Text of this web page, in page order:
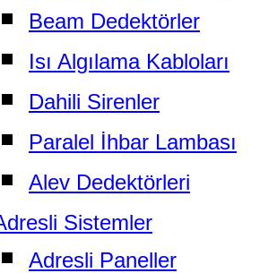
Beam Dedektörler
Isı Algılama Kabloları
Dahili Sirenler
Paralel İhbar Lambası
Alev Dedektörleri
Sistemler
Adresli Paneller